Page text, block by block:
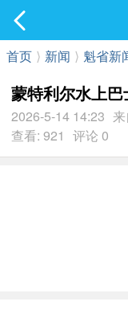
首页 ⟩ 新闻 ⟩ 魁省新
蒙特利尔水上
2026-5-14 14:23
查看: 921 评论 0